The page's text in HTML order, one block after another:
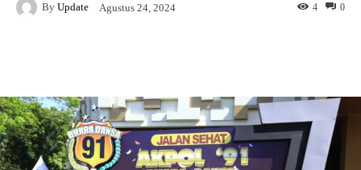
By Update Agustus 24, 2024 0
4